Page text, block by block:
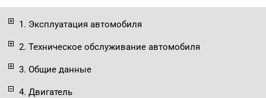
1. Эксплуатация автомобиля
2. Техническое обслуживание автомобиля
3. Общие данные
4. Двигатель